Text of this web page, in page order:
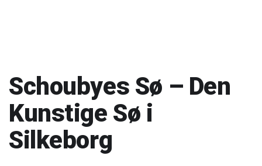
Schoubyes Sø – Den
Kunstige Sø i
Silkeborg